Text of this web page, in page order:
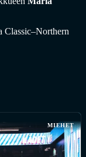
Classic–Northern
MIEHET